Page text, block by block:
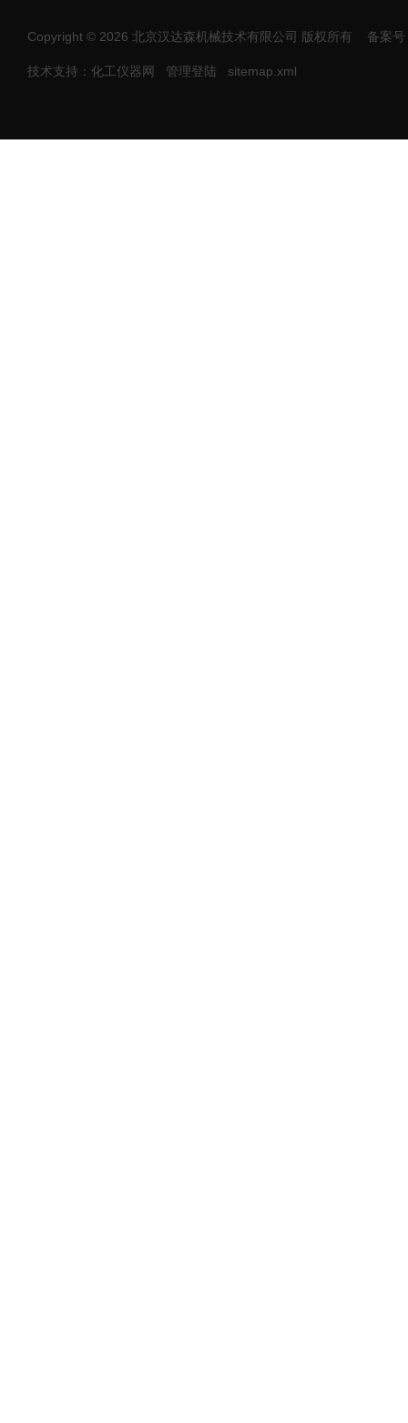
Copyright © 2026 北京汉达森机械技术有限公司 版权所有 备案
技术支持：化工仪器网 管理登陆 sitemap.xml